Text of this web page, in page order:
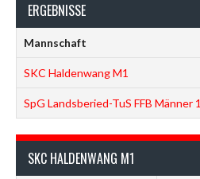
ERGEBNISSE
Mannschaft
SKC Haldenwang M1
SpG Landsberied-TuS FFB Männer 1
SKC HALDENWANG M1